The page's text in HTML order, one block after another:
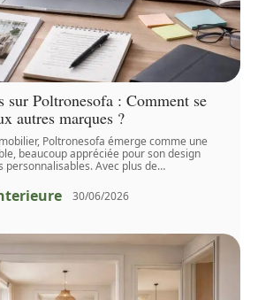
sur Poltronesofa : Comment se
autres marques ?
Poltronesofa émerge comme une
beaucoup appréciée pour son design
personnalisables. Avec plus de…
30/06/2026